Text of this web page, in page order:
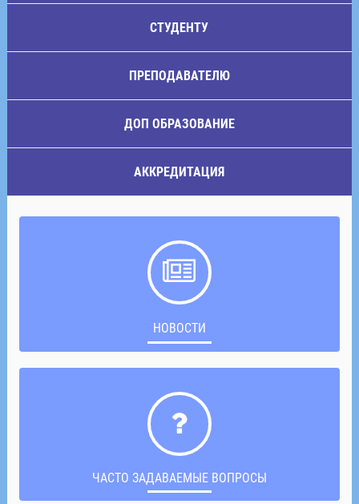
СТУДЕНТУ
ПРЕПОДАВАТЕЛЮ
ДОП ОБРАЗОВАНИЕ
АККРЕДИТАЦИЯ
НОВОСТИ
ЧАСТО ЗАДАВАЕМЫЕ ВОПРОСЫ